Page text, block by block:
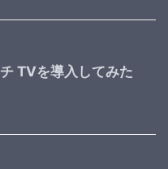
TVを導入してみた